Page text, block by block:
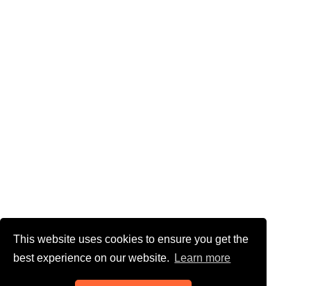
This website uses cookies to ensure you get the
best experience on our website.
Learn more